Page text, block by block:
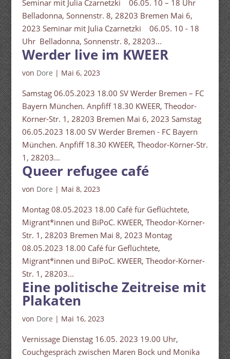
Seminar mit Julia Czarnetzki 06.05. 10 – 18 Uhr
Belladonna, Sonnenstr. 8, 28203 Bremen Mai 6,
2023 Seminar mit Julia Czarnetzki 06.05. 10 - 18
Uhr Belladonna, Sonnenstr. 8, 28203...
Werder live im KWEER
von Dore | Mai 6, 2023
Samstag 06.05.2023 18.00 SV Werder Bremen – FC
Bayern München. Anpfiff 18.30 KWEER, Theodor-
Körner-Str. 1, 28203 Bremen Mai 6, 2023 Samstag
06.05.2023 18.00 SV Werder Bremen - FC Bayern
München. Anpfiff 18.30 KWEER, Theodor-Körner-Str.
1, 28203...
Queer refugee café
von Dore | Mai 8, 2023
Montag 08.05.2023 18.00 Café für Geflüchtete,
Migrant*innen und BiPoC. KWEER, Theodor-Körner-
Str. 1, 28203 Bremen Mai 8, 2023 Montag
08.05.2023 18.00 Café für Geflüchtete,
Migrant*innen und BiPoC. KWEER, Theodor-Körner-
Str. 1, 28203...
Eine politische Zeitreise mit
Plakaten
von Dore | Mai 16, 2023
Vernissage Dienstag 16.05. 2023 19.00 Uhr,
Couchgespräch zwischen Maren Bock und Monika